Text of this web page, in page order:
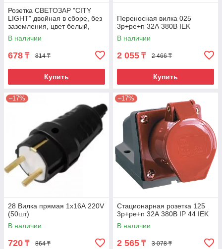
Розетка СВЕТОЗАР "CITY
LIGHT" двойная в сборе, без
заземления, цвет белый,
16А/~250В
В наличии
678 ₸ 814 ₸
Купить
Переносная вилка 025
3р+ре+n 32А 380В IEK
В наличии
2 055 ₸ 2 466 ₸
Купить
–17%
28 Вилка прямая 1х16А 220V
(50шт)
В наличии
720 ₸ 864 ₸
–17%
Стационарная розетка 125
3р+ре+n 32А 380В IP 44 IEK
В наличии
2 565 ₸ 3 078 ₸